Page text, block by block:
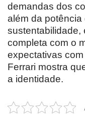
demandas dos
além da
sustentabilidade,
completa com o
expectativas
Ferrari mostra
a identidade.